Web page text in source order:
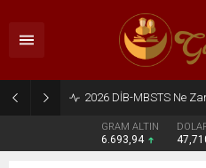
2026 DİB-MBSTS Ne
GRAM ALTIN
6.693,94